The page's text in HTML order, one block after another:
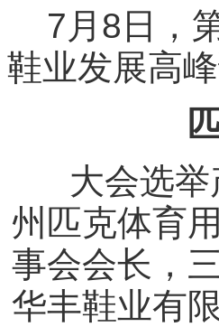
7 月 8 日 ，
鞋业发展高
大会选
州匹克体育
事会会长，
华丰鞋业有